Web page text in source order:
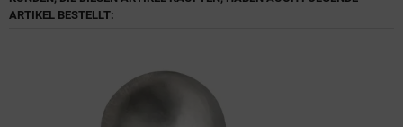
ARTIKEL BESTELLT: